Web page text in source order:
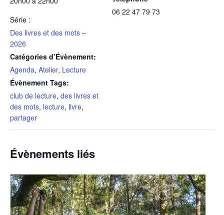
Série :
Des livres et des mots –
2026
Catégories d’Évènement:
Agenda, Atelier, Lecture
Évènement Tags:
club de lecture, des livres et
des mots, lecture, livre,
partager
06 22 47 79 73
Évènements liés